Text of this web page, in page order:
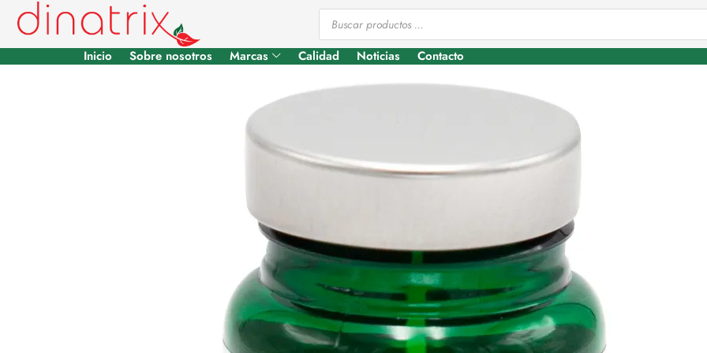
Inicio Sobre nosotros Marcas Calidad Noticias Contacto